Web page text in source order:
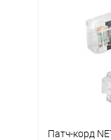
Купить в 1
В
Патч-корд